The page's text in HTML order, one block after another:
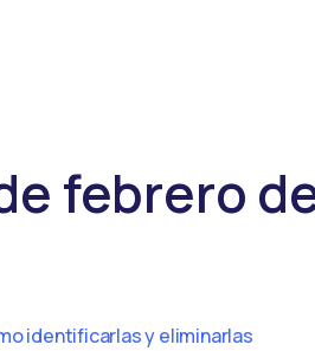
febrero
identificarlas y eliminarlas